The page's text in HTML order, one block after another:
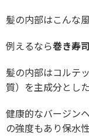
髪の内部はこんな
例えるなら巻き寿司
髪の内部はコルテ
質）を主成分とし
健康的なバージン
の強度もあり保水